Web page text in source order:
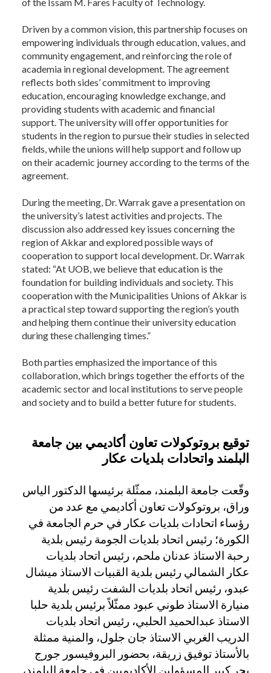
Driven by a common vision, this partnership focuses on
empowering individuals through education, values, and
community engagement, and reinforcing the role of
academia in regional development. The agreement
reflects both sides’ commitment to improving
education, encouraging knowledge exchange, and
providing students with academic and financial
support. The university will offer opportunities for
students in the region to pursue their studies in selected
fields, while the unions will help support and follow up
on their academic journey according to the terms of the
agreement.
During the meeting, Dr. Warrak gave a presentation on
the university’s latest activities and projects. The
discussion also addressed key issues concerning the
region of Akkar and explored possible ways of
cooperation to support local development. Dr. Warrak
stated: “At UOB, we believe that education is the
foundation for building individuals and society. This
cooperation with the Municipalities Unions of Akkar is
a practical step toward supporting the region’s youth
and helping them continue their university education
during these challenging times.”
Both parties emphasized the importance of this
collaboration, which brings together the efforts of the
academic sector and local institutions to serve people
and society and to build a better future for students.
توقيع بروتوكولات تعاون أكاديمي بين جامعة
البلمند واتحادات بلديات عكار
وقّعت جامعة البلمند، ممثّلة برئيسها الدكتور الياس
وراق، بروتوكولات تعاون أكاديمي مع عدد من
رؤساء اتحادات بلديات عكار في حرم الجامعة في
الكورة؛ رئيس اتحاد بلديات الجومة رئيس بلدية
رحبة الاستاذ عدنان ملحم، رئيس اتحاد بلديات
عكار الشمالي رئيس بلدية القبيات الاستاذ ميشال
عبدو، رئيس اتحاد بلديات الشفت رئيس بلدية
منيارة الاستاذ طوني عبود ممثّلاً برئيس بلدية حلبا
الاستاذ عبدالحميد الحلبي، رئيس اتحاد بلديات
الدريب الغربي الاستاذ جان جلول، والمنية ممثلة
بالأستاذ توفيق زريقة، بحضور البروفيسور جورج